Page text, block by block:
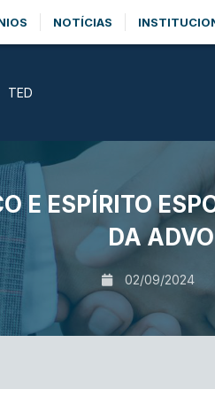
NOTÍCIAS
TED
E ESPÍRITO
DA
02/09/2024